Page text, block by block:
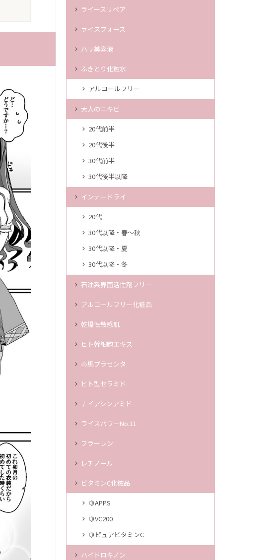
ライースリペア
ライスフォース
ハリ美容液
ふきとり化粧水
アルコールフリー
大人のニキビ
20代前半
20代後半
30代前半
30代後半以降
インナードライ
20代
30代以降・春～秋
30代以降・夏
30代以降・冬
石油系界面活性剤フリー
アルコールフリー化粧品
乾燥性敏感肌
ヒト幹細胞エキス
🐴馬プラセンタ
ヒト型セラミド
ナイアシンアミド
ライスパワーNo.11
フラーレン
レチノール
ビタミンC化粧品
🍋APPS
🍋VC200
🍋ピュアビタミンC
ハイドロキノン